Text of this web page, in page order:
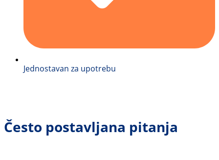
Jednostavan za upotrebu
Često postavljana pitanja